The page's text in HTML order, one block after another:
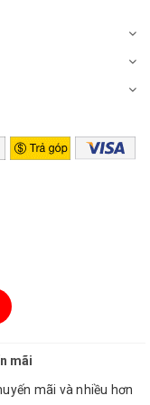
mãi
mãi và nhiều hơn